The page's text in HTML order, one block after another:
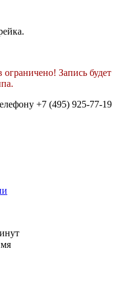
ограничено! Запись будет
+7 (495) 925-77-19